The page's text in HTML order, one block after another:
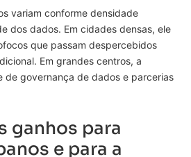
variam conforme densidade
dos dados. Em cidades densas, ele
que passam despercebidos
Em grandes centros, a
de governança de dados e parcerias
ganhos para
e para a